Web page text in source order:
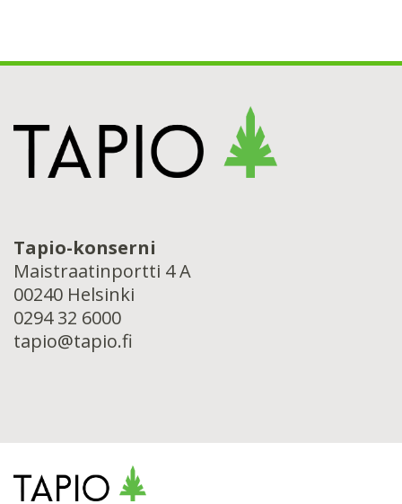
Tapio-konserni
Maistraatinportti 4 A
00240 Helsinki
0294 32 6000
tapio@tapio.fi